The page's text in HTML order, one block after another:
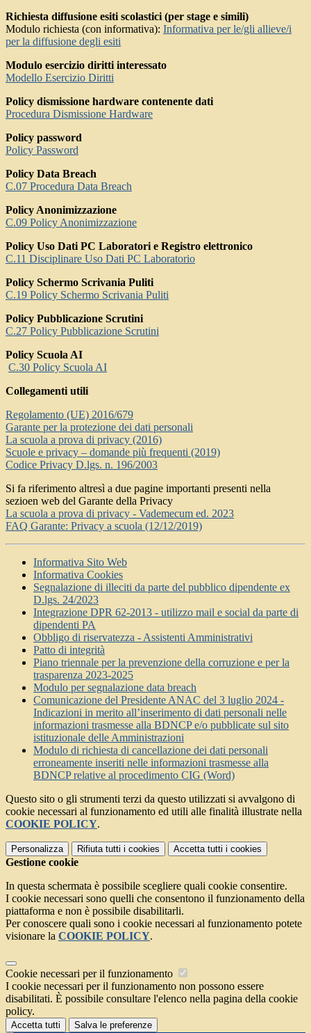
Richiesta diffusione esiti scolastici (per stage e simili)
Modulo richiesta (con informativa): Informativa per le/gli allieve/i
per la diffusione degli esiti
Modulo esercizio diritti interessato
Modello Esercizio Diritti
Policy dismissione hardware contenente dati
Procedura Dismissione Hardware
Policy password
Policy Password
Policy Data Breach
C.07 Procedura Data Breach
Policy Anonimizzazione
C.09 Policy Anonimizzazione
Policy Uso Dati PC Laboratori e Registro elettronico
C.11 Disciplinare Uso Dati PC Laboratorio
Policy Schermo Scrivania Puliti
C.19 Policy Schermo Scrivania Puliti
Policy Pubblicazione Scrutini
C.27 Policy Pubblicazione Scrutini
Policy Scuola AI
C.30 Policy Scuola AI
Collegamenti utili
Regolamento (UE) 2016/679
Garante per la protezione dei dati personali
La scuola a prova di privacy (2016)
Scuole e privacy – domande più frequenti (2019)
Codice Privacy D.lgs. n. 196/2003
Si fa riferimento altresì a due pagine importanti presenti nella
sezioen web del Garante della Privacy
La scuola a prova di privacy - Vademecum ed. 2023
FAQ Garante: Privacy a scuola (12/12/2019)
Informativa Sito Web
Informativa Cookies
Segnalazione di illeciti da parte del pubblico dipendente ex
D.lgs. 24/2023
Integrazione DPR 62-2013 - utilizzo mail e social da parte di
dipendenti PA
Obbligo di riservatezza - Assistenti Amministrativi
Patto di integrità
Piano triennale per la prevenzione della corruzione e per la
trasparenza 2023-2025
Modulo per segnalazione data breach
Comunicazione del Presidente ANAC del 3 luglio 2024 -
Indicazioni in merito all’inserimento di dati personali nelle
informazioni trasmesse alla BDNCP e/o pubblicate sul sito
istituzionale delle Amministrazioni
Modulo di richiesta di cancellazione dei dati personali
erroneamente inseriti nelle informazioni trasmesse alla
BDNCP relative al procedimento CIG (Word)
Questo sito o gli strumenti terzi da questo utilizzati si avvalgono di
cookie necessari al funzionamento ed utili alle finalità illustrate nella
COOKIE POLICY.
Personalizza Rifiuta tutti i cookies Accetta tutti i cookies
Gestione cookie
In questa schermata è possibile scegliere quali cookie consentire.
I cookie necessari sono quelli che consentono il funzionamento della
piattaforma e non è possibile disabilitarli.
Per conoscere quali sono i cookie necessari al funzionamento potete
visionare la COOKIE POLICY.
Cookie necessari per il funzionamento
I cookie necessari per il funzionamento non possono essere
disabilitati. È possibile consultare l'elenco nella pagina della cookie
policy.
Accetta tutti Salva le preferenze